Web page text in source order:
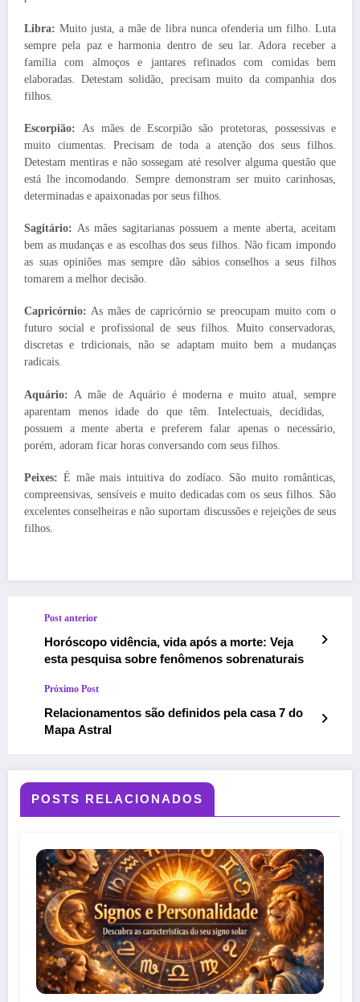
Libra: Muito justa, a mãe de libra nunca ofenderia um filho. Luta
sempre pela paz e harmonia dentro de seu lar. Adora receber a
família com almoços e jantares refinados com comidas bem
elaboradas. Detestam solidão, precisam muito da companhia dos
filhos.
Escorpião:As mães de Escorpião são protetoras, possessivas e
muito ciumentas. Precisam de toda a atenção dos seus filhos.
Detestam mentiras e não sossegam até resolver alguma questão que
está lhe incomodando. Sempre demonstram ser muito carinhosas,
determinadas e apaixonadas por seus filhos.
Sagitário: As mães sagitarianas possuem a mente aberta, aceitam
bem as mudanças e as escolhas dos seus filhos. Não ficam impondo
as suas opiniões mas sempre dão sábios conselhos a seus filhos
tomarem a melhor decisão.
Capricórnio: As mães de capricórnio se preocupam muito com o
futuro social e profissional de seus filhos. Muito conservadoras,
discretas e trdicionais, não se adaptam muito bem a mudanças
radicais.
Aquário: A mãe de Aquário é moderna e muito atual, sempre
aparentam menos idade do que têm. Intelectuais, decididas,
possuem a mente aberta e preferem falar apenas o necessário,
porém, adoram ficar horas conversando com seus filhos.
Peixes: É mãe mais intuitiva do zodíaco. São muito românticas,
compreensivas, sensíveis e muito dedicadas com os seus filhos. São
excelentes conselheiras e não suportam discussões e rejeições de seus
filhos.
Post anterior
Horóscopo vidência, vida após a morte: Veja
esta pesquisa sobre fenômenos sobrenaturais
Próximo Post
Relacionamentos são definidos pela casa 7 do
Mapa Astral
POSTS RELACIONADOS